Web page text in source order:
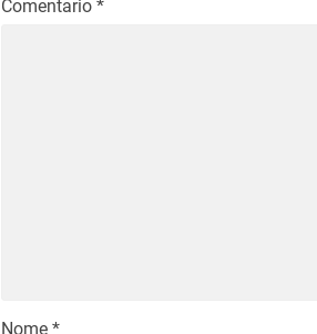
Comentario *
Nome *